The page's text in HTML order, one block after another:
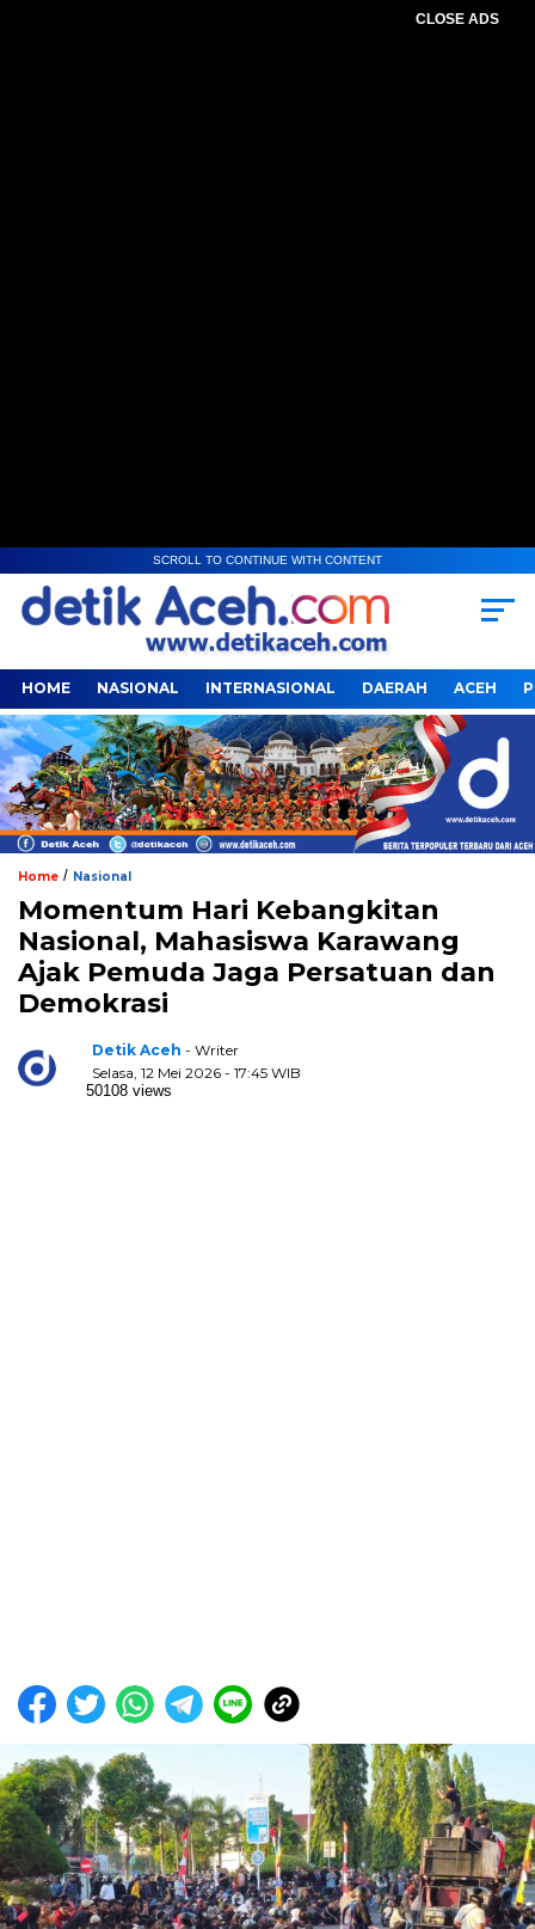
CLOSE ADS
SCROLL TO CONTINUE WITH CONTENT
HOME NASIONAL INTERNASIONAL DAERAH ACEH
Home / Nasional
Momentum Hari Kebangkitan
Nasional, Mahasiswa Karawang
Ajak Pemuda Jaga Persatuan dan
Demokrasi
Detik Aceh - Writer
Selasa, 12 Mei 2026 - 17:45 WIB
50108 views